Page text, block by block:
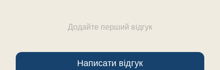
Додайте перший відгук
Написати відгук